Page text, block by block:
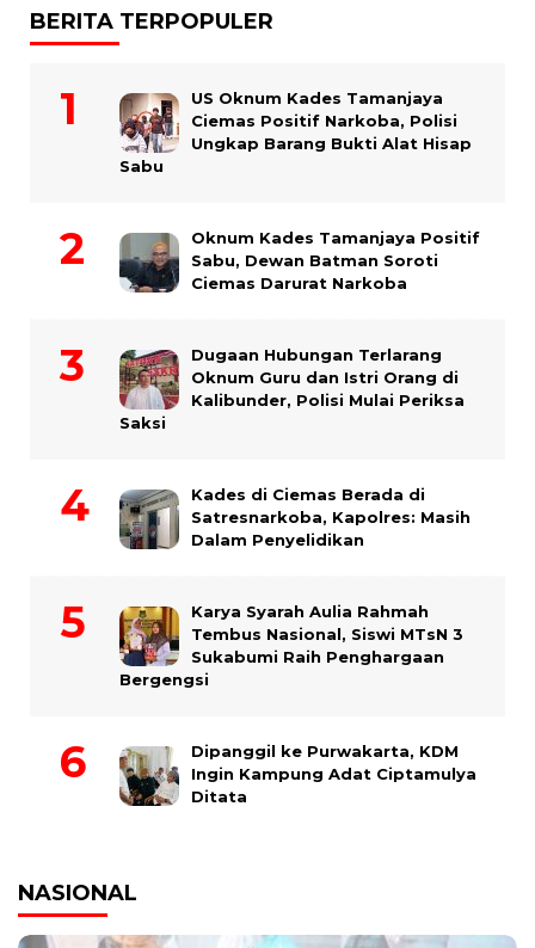
BERITA TERPOPULER
US Oknum Kades Tamanjaya
Ciemas Positif Narkoba, Polisi
Ungkap Barang Bukti Alat Hisap
Sabu
Oknum Kades Tamanjaya Positif
Sabu, Dewan Batman Soroti
Ciemas Darurat Narkoba
Dugaan Hubungan Terlarang
Oknum Guru dan Istri Orang di
Kalibunder, Polisi Mulai Periksa
Saksi
Kades di Ciemas Berada di
Satresnarkoba, Kapolres: Masih
Dalam Penyelidikan
Karya Syarah Aulia Rahmah
Tembus Nasional, Siswi MTsN 3
Sukabumi Raih Penghargaan
Bergengsi
Dipanggil ke Purwakarta, KDM
Ingin Kampung Adat Ciptamulya
Ditata
NASIONAL